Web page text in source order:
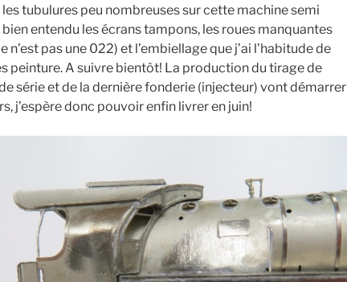
les tubulures peu nombreuses sur cette machine semi
entendu les écrans tampons, les roues manquantes
n’est pas une 022) et l’embiellage que j’ai l’habitude de
peinture. A suivre bientôt! La production du tirage de
série et de la dernière fonderie (injecteur) vont démarrer
j’espère donc pouvoir enfin livrer en juin!